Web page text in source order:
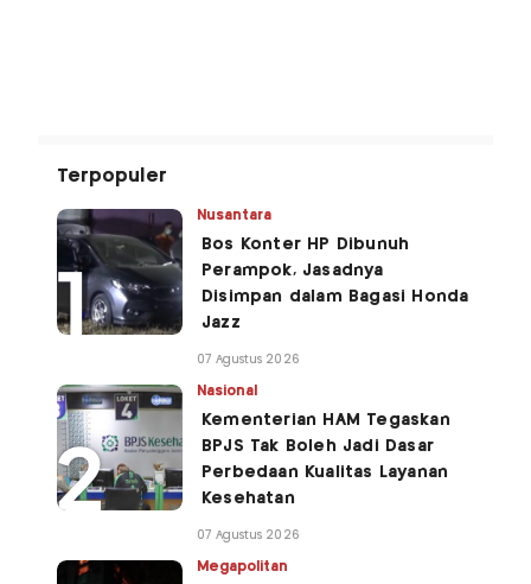
Terpopuler
Nusantara
Bos Konter HP Dibunuh
Perampok, Jasadnya
Disimpan dalam Bagasi Honda
Jazz
07 Agustus 2026
Nasional
Kementerian HAM Tegaskan
BPJS Tak Boleh Jadi Dasar
Perbedaan Kualitas Layanan
Kesehatan
07 Agustus 2026
Megapolitan